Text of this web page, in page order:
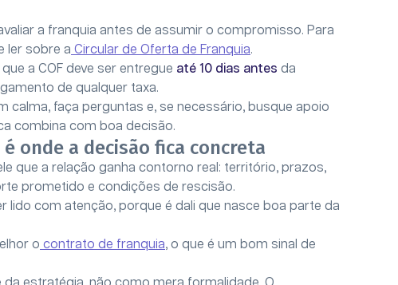
a franquia antes de assumir o compromisso. Para
ler sobre a Circular de Oferta de Franquia.
a COF deve ser entregue até 10 dias antes da
de qualquer taxa.
calma, faça perguntas e, se necessário, busque apoio
combina com boa decisão.
onde a decisão fica concreta
que a relação ganha contorno real: território, prazos,
prometido e condições de rescisão.
lido com atenção, porque é dali que nasce boa parte da
o contrato de franquia, o que é um bom sinal de